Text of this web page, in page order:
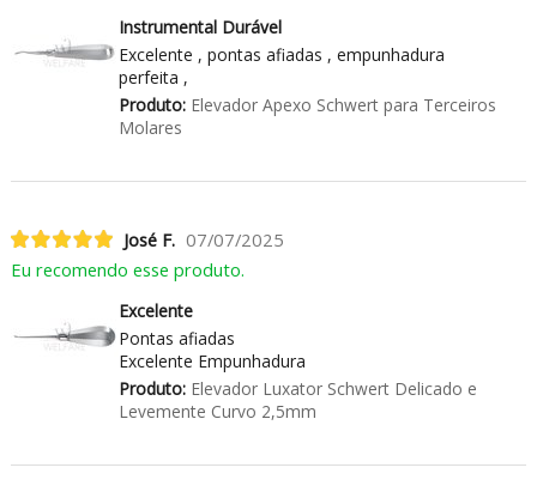
Instrumental Durável
Excelente , pontas afiadas , empunhadura
perfeita ,
Produto:Elevador Apexo Schwert para Terceiros
Molares
José F. 07/07/2025
Eu recomendo esse produto.
Excelente
Pontas afiadas
Excelente Empunhadura
Produto:Elevador Luxator Schwert Delicado e
Levemente Curvo 2,5mm